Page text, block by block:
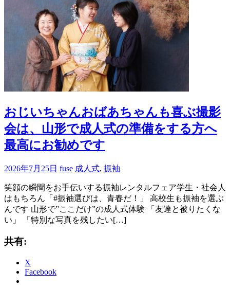
おじいちゃんおばあちゃんも喜ぶ撮影
会は、山形で成人式の準備をする方へ
最高にお勧めです
2026年7月25日 fuse 成人式, 振袖
笑顔の瞬間をお手伝いする振袖レンタルフェア学生・社会人
はもちろん「#振袖選びは、青春だ！」 高校生も振袖を選ぶ
んです 山形で”ここだけ”の成人式体験 「友達と被りたくな
い」 「特別な写真を残したい[…]
共有:
X
Facebook